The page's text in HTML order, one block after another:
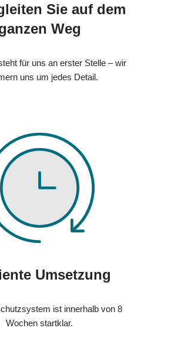
Sie auf dem
Weg
für uns an erster Stelle – wir
uns um jedes Detail.
Umsetzung
ist innerhalb von 8
Wochen startklar.